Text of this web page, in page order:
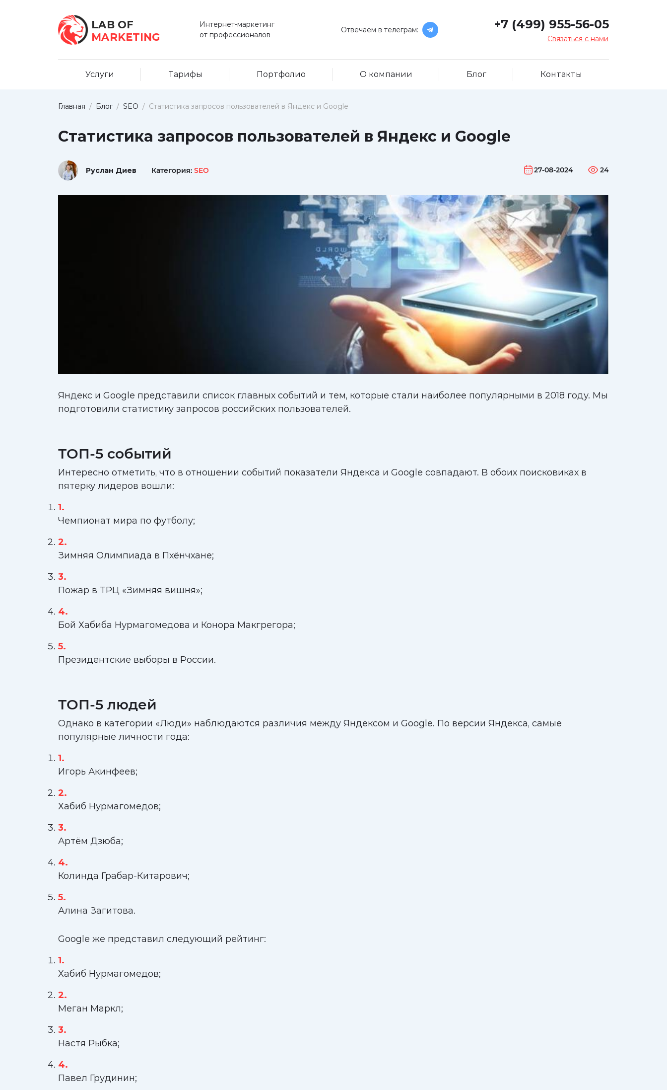
LAB OF
MARKETING
Интернет-маркетинг
от профессионалов
Отвечаем в телеграм: +7 (499) 955-56-05
Связаться с нами
Услуги Тарифы Портфолио О компании Блог Контакты
Главная / Блог / SEO / Статистика запросов пользователей в Яндекс и Google
Статистика запросов пользователей в Яндекс и Google
Руслан Диев Категория: SEO 27-08-2024 24
Яндекс и Google представили список главных событий и тем, которые стали наиболее популярными в 2018 году. Мы
подготовили статистику запросов российских пользователей.
ТОП-5 событий
Интересно отметить, что в отношении событий показатели Яндекса и Google совпадают. В обоих поисковиках в
пятерку лидеров вошли:
Чемпионат мира по футболу;
Зимняя Олимпиада в Пхёнчхане;
Пожар в ТРЦ «Зимняя вишня»;
Бой Хабиба Нурмагомедова и Конора Макгрегора;
Президентские выборы в России.
ТОП-5 людей
Однако в категории «Люди» наблюдаются различия между Яндексом и Google. По версии Яндекса, самые
популярные личности года:
Игорь Акинфеев;
Хабиб Нурмагомедов;
Артём Дзюба;
Колинда Грабар-Китарович;
Алина Загитова.
Google же представил следующий рейтинг:
Хабиб Нурмагомедов;
Меган Маркл;
Настя Рыбка;
Павел Грудинин;